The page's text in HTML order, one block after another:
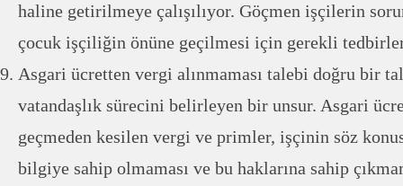
haline getirilmeye çalışılıyor. Göçmen işçilerin
çocuk işçiliğin önüne geçilmesi için gerekli tedbirler
Asgari ücretten vergi alınmaması talebi doğru bir
vatandaşlık sürecini belirleyen bir unsur. Asgari
geçmeden kesilen vergi ve primler, işçinin söz
bilgiye sahip olmaması ve bu haklarına sahip